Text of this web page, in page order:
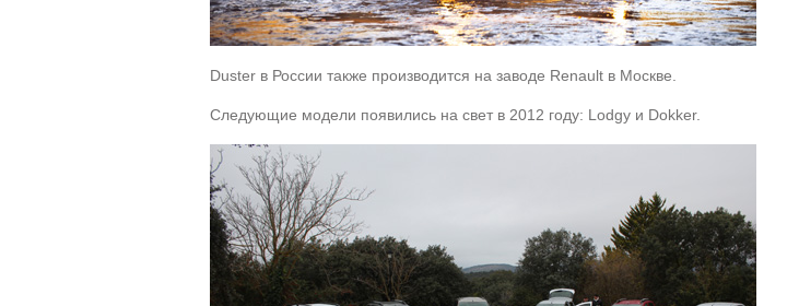
Duster в России также производится на заводе Renault в Москве.
Следующие модели появились на свет в 2012 году: Lodgy и Dokker.